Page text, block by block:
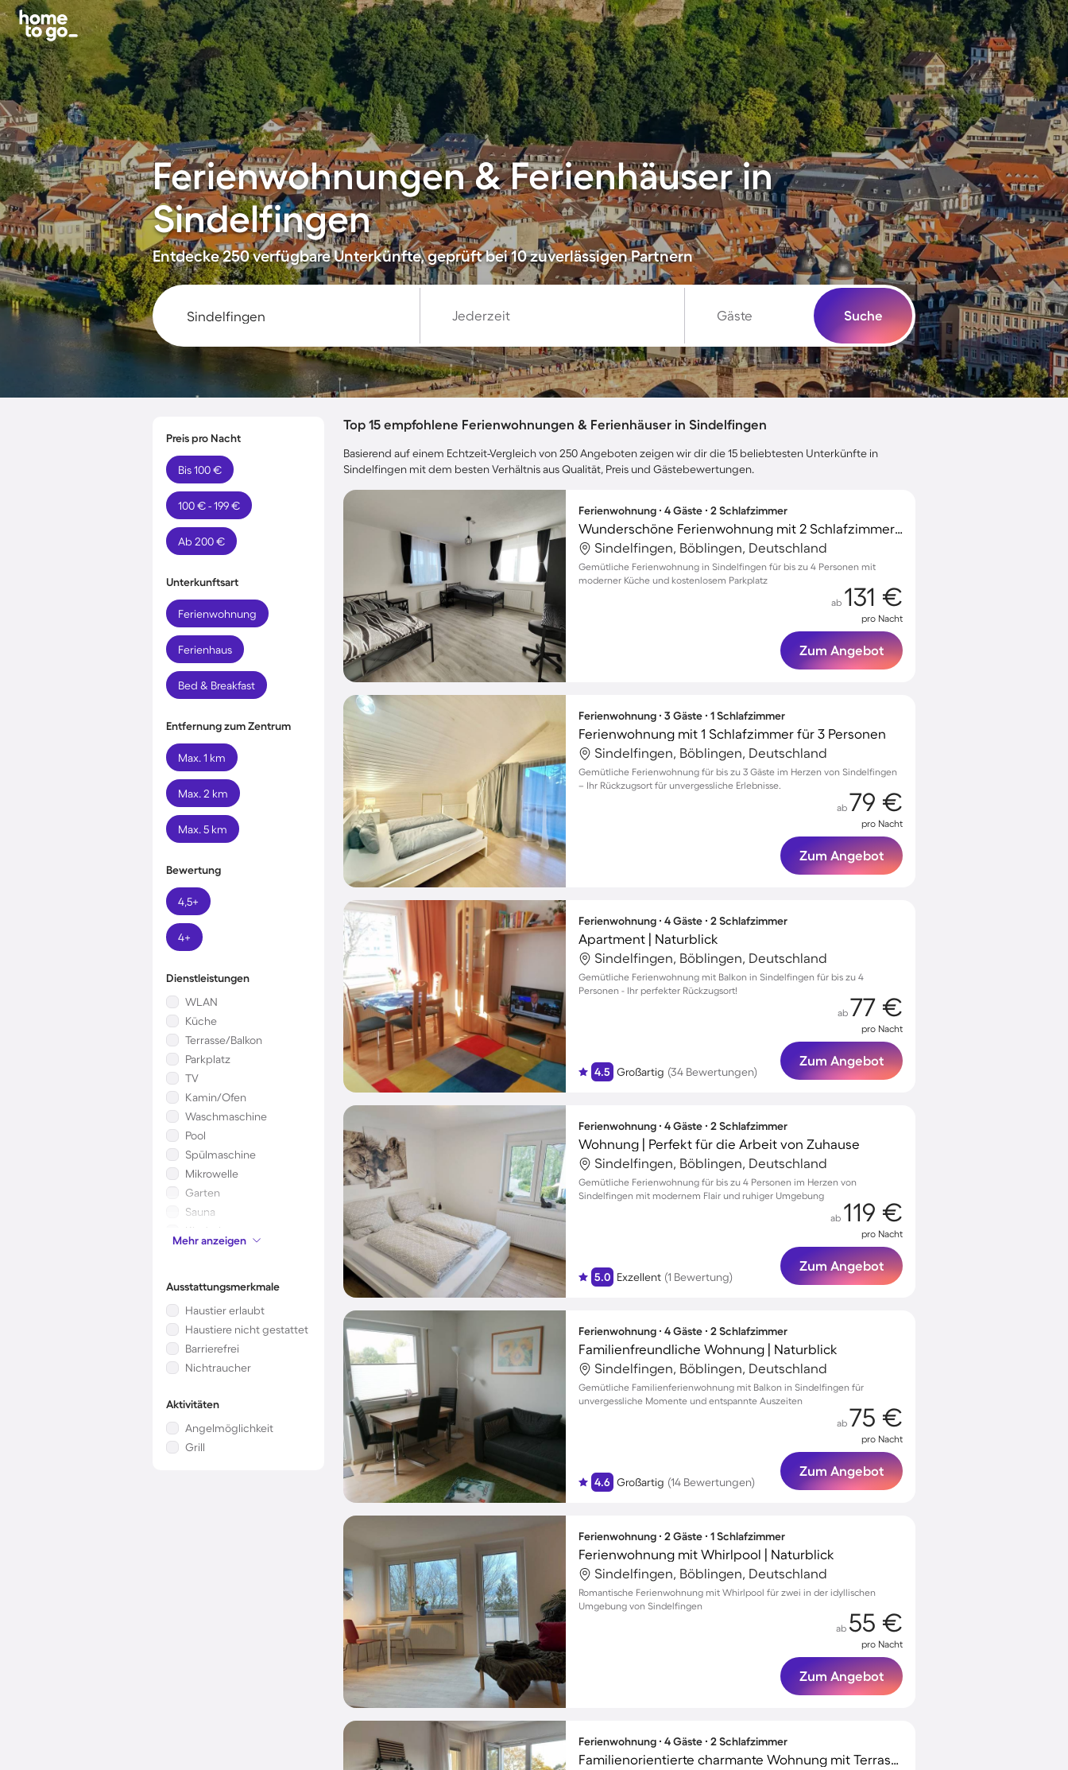
Ferienwohnungen & Ferienhäuser in
Sindelfingen
Entdecke 250 verfügbare Unterkünfte, geprüft bei 10 zuverlässigen Partnern
Jederzeit Gäste Suche
Preis pro Nacht
Bis 100 €
100 € - 199 €
Ab 200 €
Unterkunftsart
Ferienwohnung
Ferienhaus
Bed & Breakfast
Entfernung zum Zentrum
Max. 1 km
Max. 2 km
Max. 5 km
Bewertung
4,5+
4+
Dienstleistungen
WLAN
Küche
Terrasse/Balkon
Parkplatz
TV
Kamin/Ofen
Waschmaschine
Pool
Spülmaschine
Mikrowelle
Garten
Sauna
Kinderbett
Klimaanlage
Mehr anzeigen
Ausstattungsmerkmale
Haustier erlaubt
Haustiere nicht gestattet
Barrierefrei
Nichtraucher
Aktivitäten
Angelmöglichkeit
Grill
Top 15 empfohlene Ferienwohnungen & Ferienhäuser in Sindelfingen
Basierend auf einem Echtzeit-Vergleich von 250 Angeboten zeigen wir dir die 15 beliebtesten Unterkünfte in
Sindelfingen mit dem besten Verhältnis aus Qualität, Preis und Gästebewertungen.
Ferienwohnung ∙ 4 Gäste ∙ 2 Schlafzimmer
Wunderschöne Ferienwohnung mit 2 Schlafzimmern für 4 Personen
Sindelfingen, Böblingen, Deutschland
Gemütliche Ferienwohnung in Sindelfingen für bis zu 4 Personen mit
moderner Küche und kostenlosem Parkplatz
ab 131 €
pro Nacht
Zum Angebot
Ferienwohnung ∙ 3 Gäste ∙ 1 Schlafzimmer
Ferienwohnung mit 1 Schlafzimmer für 3 Personen
Sindelfingen, Böblingen, Deutschland
Gemütliche Ferienwohnung für bis zu 3 Gäste im Herzen von Sindelfingen
– Ihr Rückzugsort für unvergessliche Erlebnisse.
ab 79 €
pro Nacht
Zum Angebot
Ferienwohnung ∙ 4 Gäste ∙ 2 Schlafzimmer
Apartment | Naturblick
Sindelfingen, Böblingen, Deutschland
Gemütliche Ferienwohnung mit Balkon in Sindelfingen für bis zu 4
Personen - Ihr perfekter Rückzugsort!
4.5 Großartig (34 Bewertungen)
ab 77 €
pro Nacht
Zum Angebot
Ferienwohnung ∙ 4 Gäste ∙ 2 Schlafzimmer
Wohnung | Perfekt für die Arbeit von Zuhause
Sindelfingen, Böblingen, Deutschland
Gemütliche Ferienwohnung für bis zu 4 Personen im Herzen von
Sindelfingen mit modernem Flair und ruhiger Umgebung
5.0 Exzellent (1 Bewertung)
ab 119 €
pro Nacht
Zum Angebot
Ferienwohnung ∙ 4 Gäste ∙ 2 Schlafzimmer
Familienfreundliche Wohnung | Naturblick
Sindelfingen, Böblingen, Deutschland
Gemütliche Familienferienwohnung mit Balkon in Sindelfingen für
unvergessliche Momente und entspannte Auszeiten
4.6 Großartig (14 Bewertungen)
ab 75 €
pro Nacht
Zum Angebot
Ferienwohnung ∙ 2 Gäste ∙ 1 Schlafzimmer
Ferienwohnung mit Whirlpool | Naturblick
Sindelfingen, Böblingen, Deutschland
Romantische Ferienwohnung mit Whirlpool für zwei in der idyllischen
Umgebung von Sindelfingen
ab 55 €
pro Nacht
Zum Angebot
Ferienwohnung ∙ 4 Gäste ∙ 2 Schlafzimmer
Familienorientierte charmante Wohnung mit Terrasse | Ideal für Homeoffice